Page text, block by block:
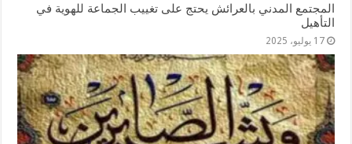
المجتمع المدني بالعرائش يحتج على تغييب الجماعة للهوية في
التأهيل
17 يوليو، 2025